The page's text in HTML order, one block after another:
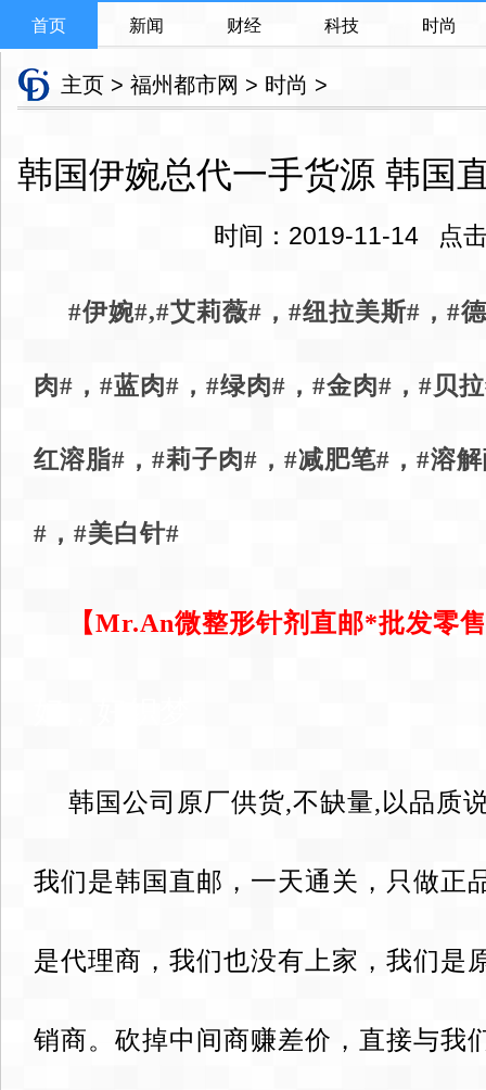
首页 新闻 财经 科技 时尚
主页 > 福州都市网 > 时尚 >
韩国伊婉总代一手货源 韩国
时间：2019-11-14 点
#伊婉#,#艾莉薇#，#纽拉美斯#，#
肉#，#蓝肉#，#绿肉#，#金肉#，#贝
红溶脂#，#莉子肉#，#减肥笔#，#溶
#，#美白针#
【Mr.An微整形针剂直邮*批发零
韩国公司原厂供货,不缺量,以品质
我们是韩国直邮，一天通关，只做正
是代理商，我们也没有上家，我们是
销商。砍掉中间商赚差价，直接与我